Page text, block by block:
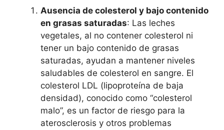
Ausencia de colesterol y bajo contenido
en grasas saturadas: Las leches
vegetales, al no contener colesterol ni
tener un bajo contenido de grasas
saturadas, ayudan a mantener niveles
saludables de colesterol en sangre. El
colesterol LDL (lipoproteína de baja
densidad), conocido como “colesterol
malo”, es un factor de riesgo para la
aterosclerosis y otros problemas